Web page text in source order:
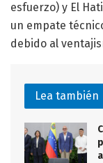
esfuerzo) y El
un empate
debido al
Lea también